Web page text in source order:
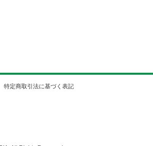
特定商取引法に基づく表記